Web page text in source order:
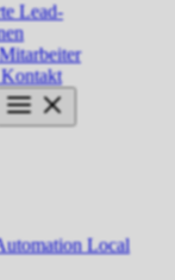
Lead-
Kontakt
Local